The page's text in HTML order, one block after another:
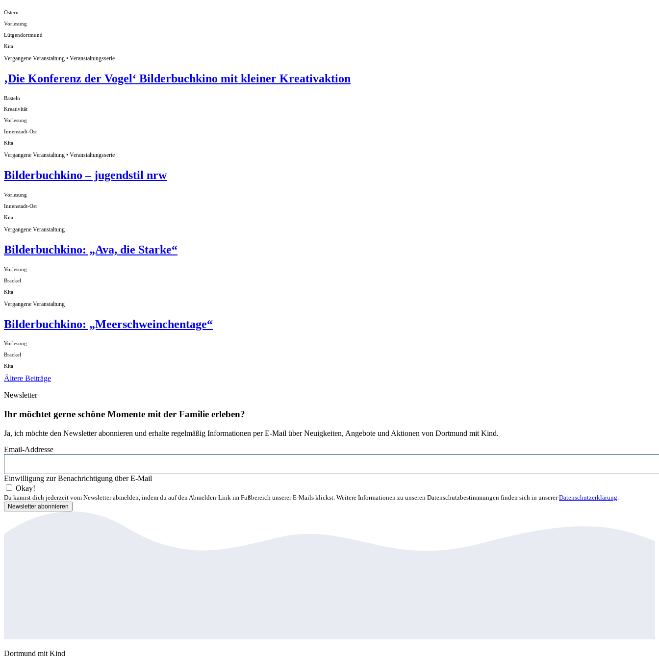
Ostern
Vorlesung
Lütgendortmund
Kita
Vergangene Veranstaltung • Veranstaltungsserie
‚Die Konferenz der Vogel‘ Bilderbuchkino mit kleiner Kreativaktion
Basteln
Kreativität
Vorlesung
Innenstadt-Ost
Kita
Vergangene Veranstaltung • Veranstaltungsserie
Bilderbuchkino – jugendstil nrw
Vorlesung
Innenstadt-Ost
Kita
Vergangene Veranstaltung
Bilderbuchkino: „Ava, die Starke“
Vorlesung
Brackel
Kita
Vergangene Veranstaltung
Bilderbuchkino: „Meerschweinchentage“
Vorlesung
Brackel
Kita
Beitragsnavigation
Ältere Beiträge
Newsletter
Ihr möchtet gerne schöne Momente mit der Familie erleben?
Ja, ich möchte den Newsletter abonnieren und erhalte regelmäßig Informationen per E-Mail über Neuigkeiten, Angebote und Aktionen von Dortmund mit Kind.
Email-Addresse
Einwilligung zur Benachrichtigung über E-Mail
Okay!
Du kannst dich jederzeit vom Newsletter abmelden, indem du auf den Abmelden-Link im Fußbereich unserer E-Mails klickst. Weitere Informationen zu unseren Datenschutzbestimmungen finden sich in unsererDatenschutzerklärung.
Dortmund mit Kind